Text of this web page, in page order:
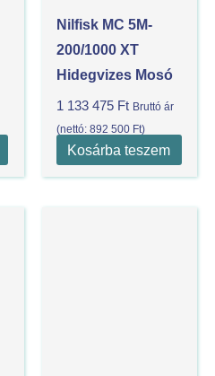
Nilfisk MC 5M-
200/1000 XT
Hidegvizes Mosó
1 133 475 Ft Bruttó ár
(nettó: 892 500 Ft)
Kosárba teszem